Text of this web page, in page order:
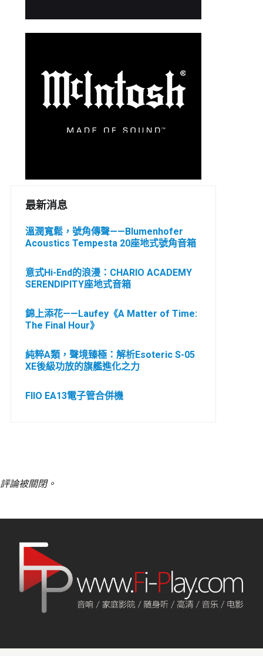
最新消息
溫潤寬鬆，號角傳聲——Blumenhofer
Acoustics Tempesta 20座地式號角音箱
意式Hi-End的浪漫：CHARIO ACADEMY
SERENDIPITY座地式音箱
錦上添花——Laufey《A Matter of Time:
The Final Hour》
純粹A類，聲境臻極：解析Esoteric S-05
XE後級功放的旗艦進化之力
FIIO EA13電子管合併機
評論被關閉。